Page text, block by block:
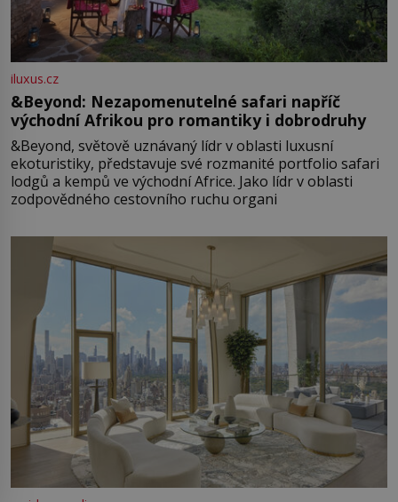
iluxus.cz
&Beyond: Nezapomenutelné safari napříč
východní Afrikou pro romantiky i dobrodruhy
&Beyond, světově uznávaný lídr v oblasti luxusní
ekoturistiky, představuje své rozmanité portfolio safari
lodgů a kempů ve východní Africe. Jako lídr v oblasti
zodpovědného cestovního ruchu organi